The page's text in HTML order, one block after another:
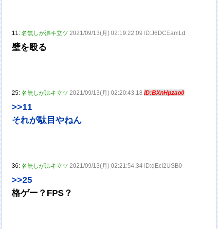
11:名無しが沸キ立ツ 2021/09/13(月) 02:19:22.09 ID:J6DCEamLd
壁を殴る
25:名無しが沸キ立ツ 2021/09/13(月) 02:20:43.18ID:BXnHpzao0
>>11
それが駄目やねん
36:名無しが沸キ立ツ 2021/09/13(月) 02:21:54.34 ID:qEci2USB0
>>25
格ゲー？FPS？